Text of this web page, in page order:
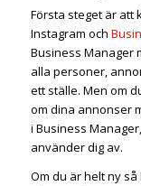
Första steget är att
Instagram och
Business Manager
alla personer,
ett ställe. Men om
om dina annonser
i Business
använder dig av.
Om du är helt ny